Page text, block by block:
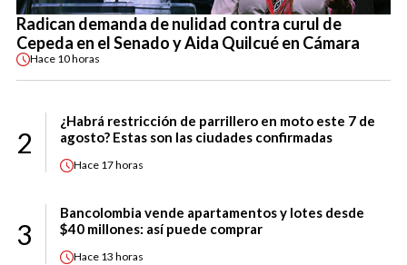
Radican demanda de nulidad contra curul de
Cepeda en el Senado y Aida Quilcué en Cámara
Hace 10 horas
2
¿Habrá restricción de parrillero en moto este 7 de
agosto? Estas son las ciudades confirmadas
Hace 17 horas
3
Bancolombia vende apartamentos y lotes desde
$40 millones: así puede comprar
Hace 13 horas